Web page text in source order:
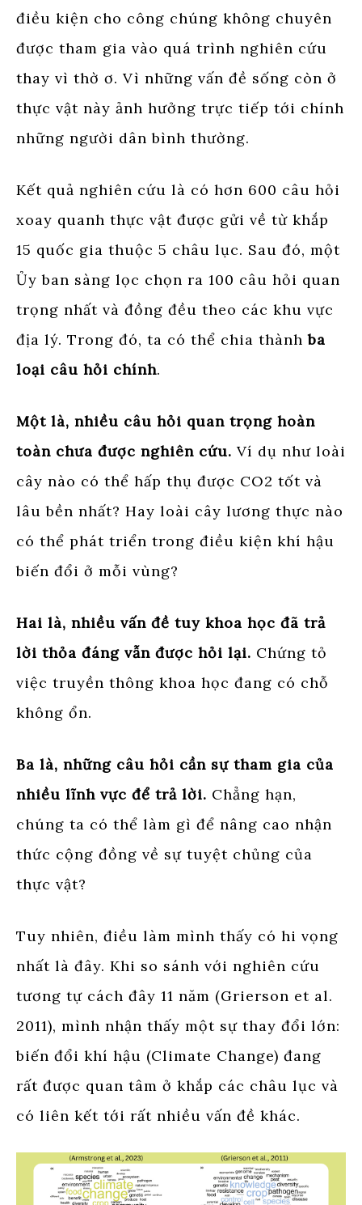
điều kiện cho công chúng không chuyên
được tham gia vào quá trình nghiên cứu
thay vì thờ ơ. Vì những vấn đề sống còn ở
thực vật này ảnh hưởng trực tiếp tới chính
những người dân bình thường.
Kết quả nghiên cứu là có hơn 600 câu hỏi
xoay quanh thực vật được gửi về từ khắp
15 quốc gia thuộc 5 châu lục. Sau đó, một
Ủy ban sàng lọc chọn ra 100 câu hỏi quan
trọng nhất và đồng đều theo các khu vực
địa lý. Trong đó, ta có thể chia thànhba
loại câu hỏi chính.
Một là, nhiều câu hỏi quan trọng hoàn
toàn chưa được nghiên cứu. Ví dụ như loài
cây nào có thể hấp thụ được CO2 tốt và
lâu bền nhất? Hay loài cây lương thực nào
có thể phát triển trong điều kiện khí hậu
biến đổi ở mỗi vùng?
Hai là, nhiều vấn đề tuy khoa học đã trả
lời thỏa đáng vẫn được hỏi lại. Chứng tỏ
việc truyền thông khoa học đang có chỗ
không ổn.
Ba là, những câu hỏi cần sự tham gia của
nhiều lĩnh vực để trả lời. Chẳng hạn,
chúng ta có thể làm gì để nâng cao nhận
thức cộng đồng về sự tuyệt chủng của
thực vật?
Tuy nhiên, điều làm mình thấy có hi vọng
nhất là đây. Khi so sánh với nghiên cứu
tương tự cách đây 11 năm (Grierson et al.
2011), mình nhận thấy một sự thay đổi lớn:
biến đổi khí hậu (Climate Change) đang
rất được quan tâm ở khắp các châu lục và
có liên kết tới rất nhiều vấn đề khác.